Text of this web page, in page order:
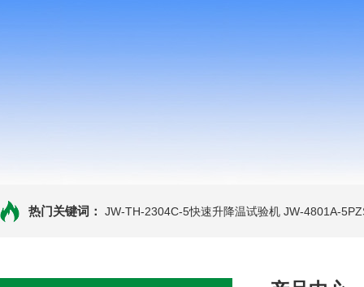
热门关键词： JW-TH-2304C-5快速升降温试验机 JW-4801A-